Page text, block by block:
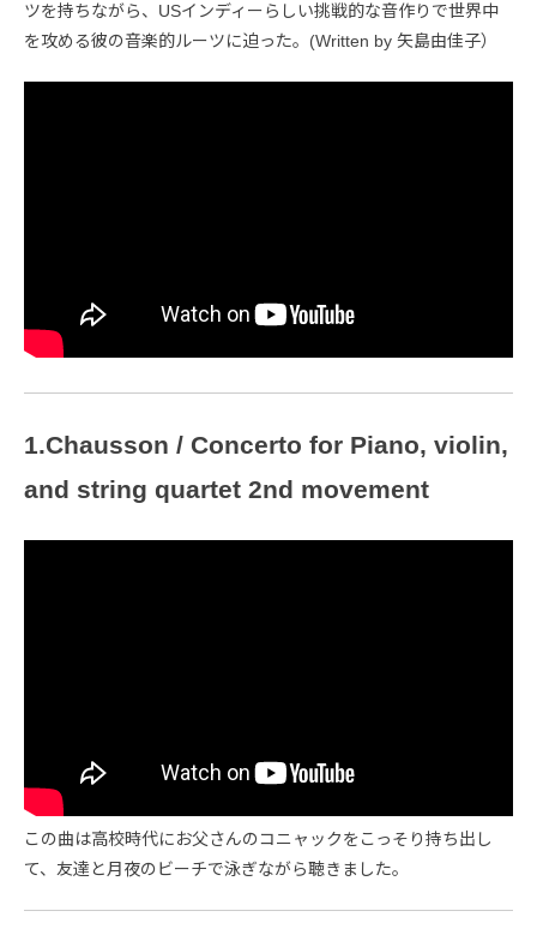
ツを持ちながら、USインディーらしい挑戦的な音作りで世界中
を攻める彼の音楽的ルーツに迫った。(Written by 矢島由佳子）
1.Chausson / Concerto for Piano, violin,
and string quartet 2nd movement
この曲は高校時代にお父さんのコニャックをこっそり持ち出し
て、友達と月夜のビーチで泳ぎながら聴きました。